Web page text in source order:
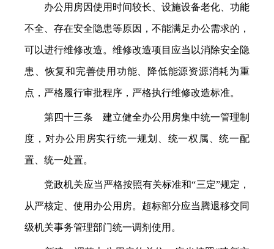
办公用房因使用时间较长、设施设备老化、功能
不全、存在安全隐患等原因，不能满足办公需求的，
可以进行维修改造。维修改造项目应当以消除安全隐
患、恢复和完善使用功能、降低能源资源消耗为重
点，严格履行审批程序，严格执行维修改造标准。
第四十三条 建立健全办公用房集中统一管理制
度，对办公用房实行统一规划、统一权属、统一配
置、统一处置。
党政机关应当严格按照有关标准和“三定”规定，
从严核定、使用办公用房。超标部分应当腾退移交同
级机关事务管理部门统一调剂使用。